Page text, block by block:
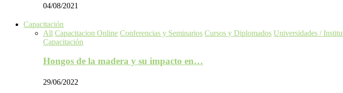
04/08/2021
Capacitación
All Capacitacion Online Conferencias y Seminarios Cursos y Diplomados Universidades /
Capacitación
Hongos de la madera y su impacto en…
29/06/2022